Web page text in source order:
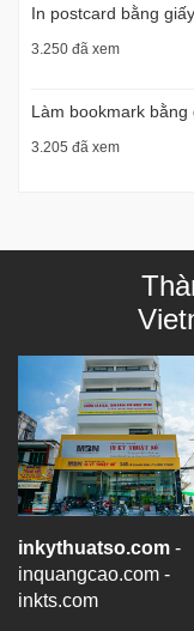
In postcard bằng
3.250 đã xem
Làm bookmark bằng
3.205 đã xem
inkythuatso.com -
inquangcao.com -
inkts.com